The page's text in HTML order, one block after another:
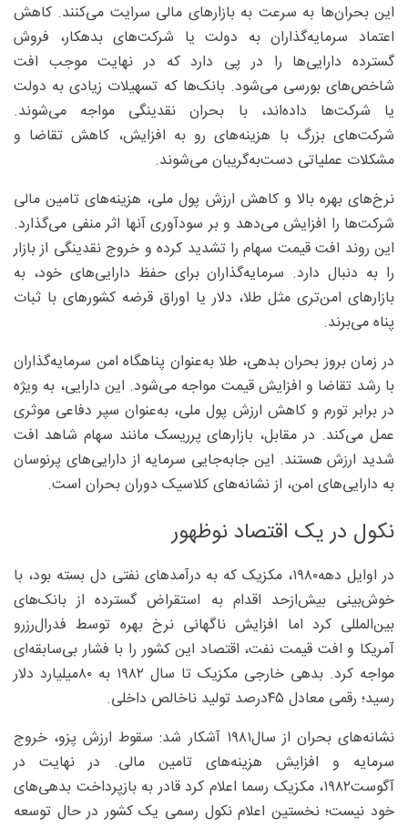
این بحران‌ها به سرعت به بازارهای مالی سرایت می‌کنند. کاهش
اعتماد سرمایه‌گذاران به دولت یا شرکت‌های بدهکار، فروش
گسترده دارایی‌ها را در پی دارد که در نهایت موجب افت
شاخص‌های بورسی می‌شود. بانک‌ها که تسهیلات زیادی به دولت
یا شرکت‌ها داده‌اند، با بحران نقدینگی مواجه می‌شوند.
شرکت‌های بزرگ با هزینه‌های رو به افزایش، کاهش تقاضا و
مشکلات عملیاتی دست‌به‌گریبان می‌شوند.
نرخ‌های بهره بالا و کاهش ارزش پول ملی، هزینه‌های تامین مالی
شرکت‌ها را افزایش می‌دهد و بر سودآوری آنها اثر منفی می‌گذارد.
این روند افت قیمت سهام را تشدید کرده و خروج نقدینگی از بازار
را به دنبال دارد. سرمایه‌گذاران برای حفظ دارایی‌های خود، به
بازارهای امن‌تری مثل طلا، دلار یا اوراق قرضه کشورهای با ثبات
پناه می‌برند.
در زمان بروز بحران بدهی، طلا به‌عنوان پناهگاه امن سرمایه‌گذاران
با رشد تقاضا و افزایش قیمت مواجه می‌شود. این دارایی، به‌ ویژه
در برابر تورم و کاهش ارزش پول ملی، به‌عنوان سپر دفاعی موثری
عمل می‌کند. در مقابل، بازارهای پرریسک مانند سهام شاهد افت
شدید ارزش هستند. این جابه‌جایی سرمایه از دارایی‌های پرنوسان
به دارایی‌های امن، از نشانه‌های کلاسیک دوران بحران است.
نکول در یک اقتصاد نوظهور
در اوایل دهه۱۹۸۰، مکزیک که به درآمدهای نفتی دل بسته بود، با
خوش‌بینی بیش‌ازحد اقدام به استقراض گسترده از بانک‌های
بین‌المللی کرد اما افزایش ناگهانی نرخ بهره توسط فدرال‌رزرو
آمریکا و افت قیمت نفت، اقتصاد این کشور را با فشار بی‌سابقه‌ای
مواجه کرد. بدهی خارجی مکزیک تا سال ۱۹۸۲ به ۸۰‌میلیارد دلار
رسید؛ رقمی معادل ۴۵‌درصد تولید ناخالص داخلی.
نشانه‌های بحران از سال۱۹۸۱ آشکار شد: سقوط ارزش پزو، خروج
سرمایه و افزایش هزینه‌های تامین مالی. در نهایت در
آگوست۱۹۸۲، مکزیک رسما اعلام کرد قادر به بازپرداخت بدهی‌های
خود نیست؛ نخستین اعلام نکول رسمی یک کشور در حال توسعه